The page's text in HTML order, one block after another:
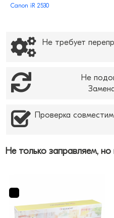
Canon iR 2530
Не требует
Не
Проверка
Не только заправляем,